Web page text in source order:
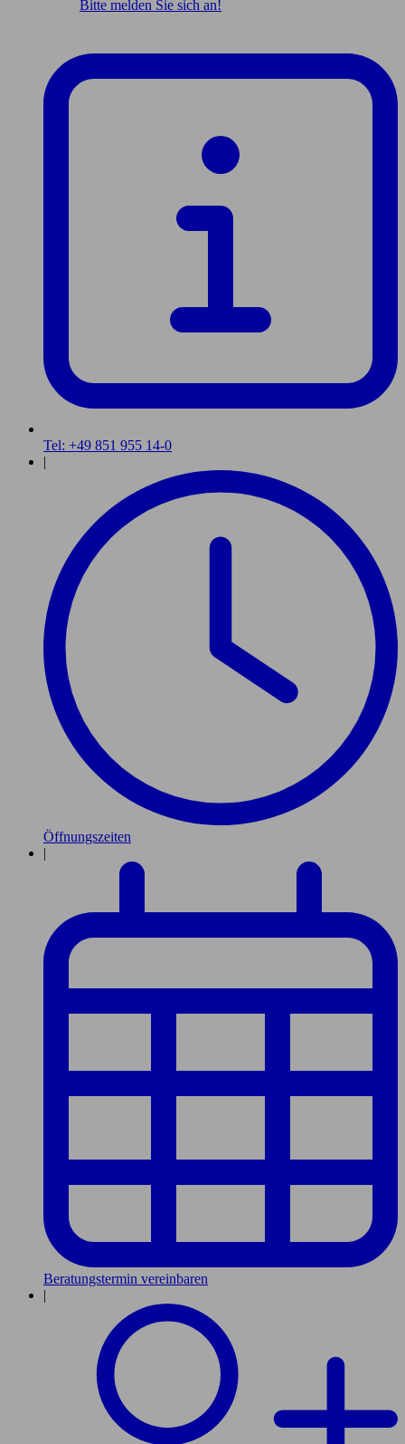
Bitte melden Sie sich an!
Tel: +49 851 955 14-0
|
Öffnungszeiten
|
Beratungstermin vereinbaren
|